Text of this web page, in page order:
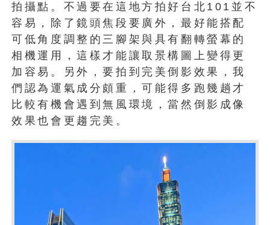
拍攝點。不過要在這地方拍好台北101並不
容易，除了鏡頭焦段要廣外，最好能搭配
可低角度調整的三腳架與具有翻轉螢幕的
相機運用，這樣才能讓取景構圖上變得更
加容易。另外，要拍到完美倒影效果，我
們認為運氣成分頗重，可能得多跑幾趟才
比較有機會遇到無風環境，當然倒影成像
效果也會更趨完美。